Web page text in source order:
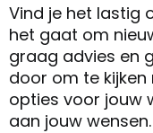
Vind je het lastig
het gaat om
graag advies en
door om te
opties voor jouw
aan jouw wensen.